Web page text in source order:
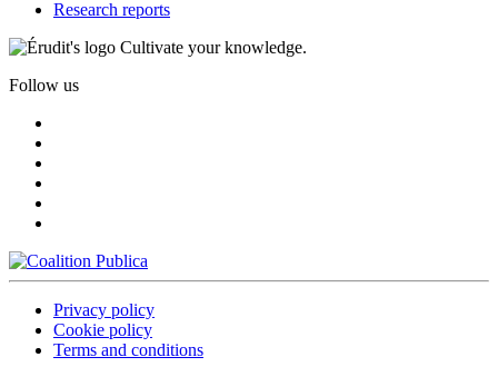
Research reports
Cultivate your knowledge.
Follow us
Privacy policy
Cookie policy
Terms and conditions